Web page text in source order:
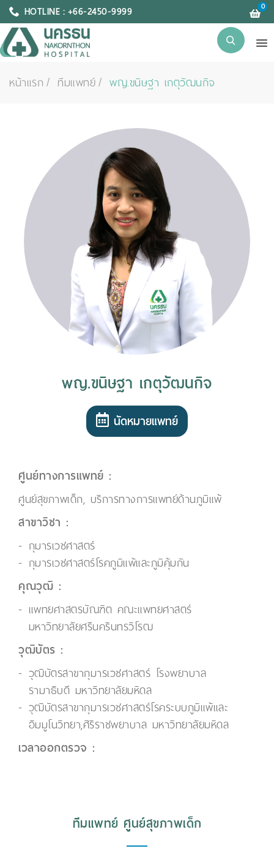
HOTLINE : +66-2450-9999 0
หน้าแรก ทีมแพทย์ พญ.ขนิษฐา เกตุวัฒนกิจ
พญ.ขนิษฐา เกตุวัฒนกิจ
นัดหมายแพทย์
ศูนย์ทางการแพทย์ :
ศูนย์สุขภาพเด็ก, บริการทางการแพทย์ด้านภูมิแพ้
สาขาวิชา :
กุมารเวชศาสตร์
กุมารเวชศาสตร์โรคภูมิแพ้และภูมิคุ้มกัน
คุณวุฒิ :
แพทยศาสตรบัณฑิต คณะแพทยศาสตร์
มหาวิทยาลัยศรีนครินทรวิโรฒ
วุฒิบัตร :
วุฒิบัตรสาขากุมารเวชศาสตร์ โรงพยาบาล
รามาธิบดี มหาวิทยาลัยมหิดล
วุฒิบัตรสาขากุมารเวชศาสตร์โรคระบบภูมิแพ้และ
อิมมูโนวิทยา,ศิริราชพยาบาล มหาวิทยาลัยมหิดล
เวลาออกตรวจ :
ทีมแพทย์ ศูนย์สุขภาพเด็ก